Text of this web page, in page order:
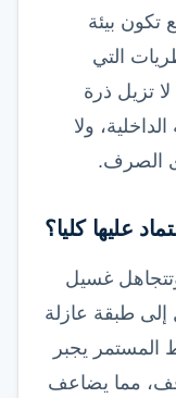
بيئة
التي
تزيل ذرة
ولا
الصرف.
غسيل
إلى طبقة عازلة
المستمر يجبر
مما يضاعف